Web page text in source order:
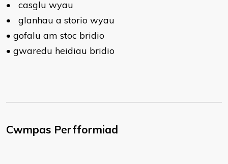
•
casglu wyau
•
glanhau a storio wyau
• gofalu am stoc bridio
• gwaredu heidiau bridio
Cwmpas Perfformiad